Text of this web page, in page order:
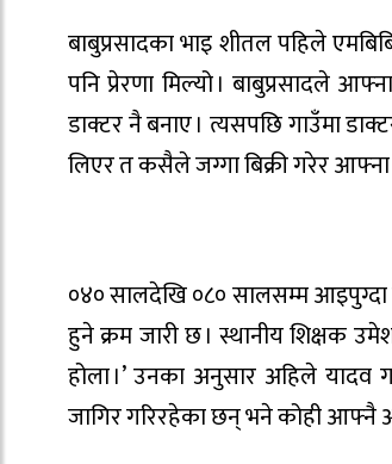
बाबुप्रसादका भाइ शीतल पहिले
पनि प्रेरणा मिल्यो । बाबुप्रसादले
डाक्टर नै बनाए । त्यसपछि गाउँमा
लिएर त कसैले जग्गा बिक्री गरेर आफ्ना
०४० सालदेखि ०८० सालसम्म आइपुग्दा
हुने क्रम जारी छ । स्थानीय शिक्षक
होला ।’ उनका अनुसार अहिले यादव
जागिर गरिरहेका छन् भने कोही आफ्नै